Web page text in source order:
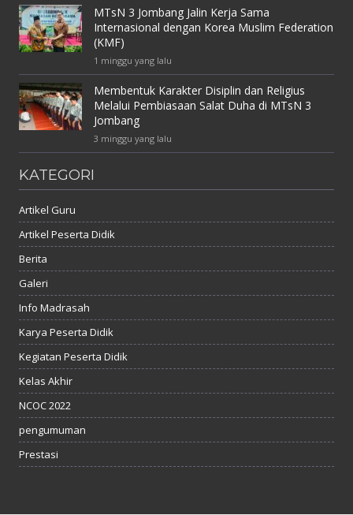
MTsN 3 Jombang Jalin Kerja Sama
Internasional dengan Korea Muslim Federation
(KMF)
1 minggu yang lalu
Membentuk Karakter Disiplin dan Religius
Melalui Pembiasaan Salat Duha di MTsN 3
Jombang
3 minggu yang lalu
KATEGORI
Artikel Guru
Artikel Peserta Didik
Berita
Galeri
Info Madrasah
Karya Peserta Didik
Kegiatan Peserta Didik
Kelas Akhir
NCOC 2022
pengumuman
Prestasi